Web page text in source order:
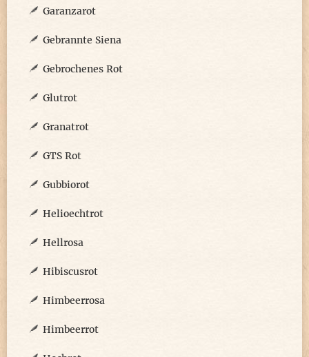
Garanzarot
Gebrannte Siena
Gebrochenes Rot
Glutrot
Granatrot
GTS Rot
Gubbiorot
Helioechtrot
Hellrosa
Hibiscusrot
Himbeerrosa
Himbeerrot